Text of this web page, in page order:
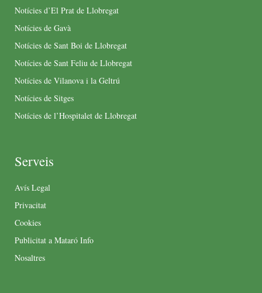
Notícies d’El Prat de Llobregat
Notícies de Gavà
Notícies de Sant Boi de Llobregat
Notícies de Sant Feliu de Llobregat
Notícies de Vilanova i la Geltrú
Notícies de Sitges
Notícies de l’Hospitalet de Llobregat
Serveis
Avís Legal
Privacitat
Cookies
Publicitat a Mataró Info
Nosaltres